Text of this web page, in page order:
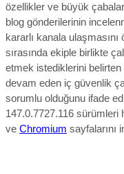
özellikler ve büyük
blog gönderilerinin
kararlı kanala
sırasında ekiple birlikte
etmek istediklerini
devam eden iç güvenlik
sorumlu olduğunu ifade
147.0.7727.116 sürümleri
ve Chromium sayfalarını